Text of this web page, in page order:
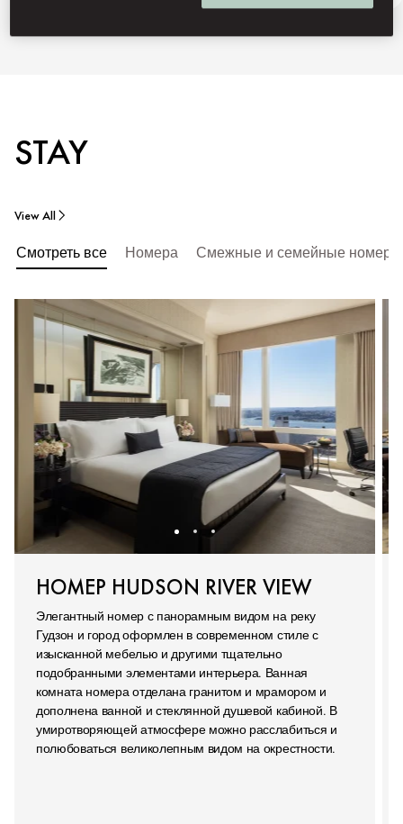
STAY
View All
Смотреть все Номера Смежные и семейные номера
НОМЕР HUDSON RIVER VIEW
Элегантный номер с панорамным видом на реку
Гудзон и город оформлен в современном стиле с
изысканной мебелью и другими тщательно
подобранными элементами интерьера. Ванная
комната номера отделана гранитом и мрамором и
дополнена ванной и стеклянной душевой кабиной. В
умиротворяющей атмосфере можно расслабиться и
полюбоваться великолепным видом на окрестности.